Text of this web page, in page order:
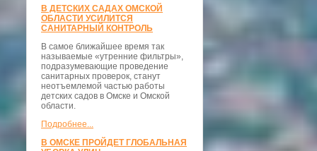
В ДЕТСКИХ САДАХ ОМСКОЙ
ОБЛАСТИ УСИЛИТСЯ
САНИТАРНЫЙ КОНТРОЛЬ
В самое ближайшее время так
называемые «утренние фильтры»,
подразумевающие проведение
санитарных проверок, станут
неотъемлемой частью работы
детских садов в Омске и Омской
области.
Подробнее...
В ОМСКЕ ПРОЙДЕТ ГЛОБАЛЬНАЯ